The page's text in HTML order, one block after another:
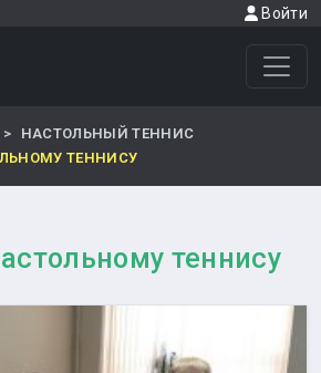
Войти
НАСТОЛЬНЫЙ ТЕННИС
ТЕННИСУ
теннису